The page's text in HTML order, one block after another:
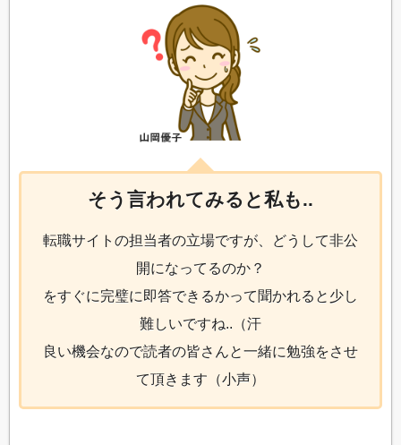
そう言われてみると私も..
転職サイトの担当者の立場ですが、どうして非公
開になってるのか？
をすぐに完璧に即答できるかって聞かれると少し
難しいですね..（汗
良い機会なので読者の皆さんと一緒に勉強をさせ
て頂きます（小声）